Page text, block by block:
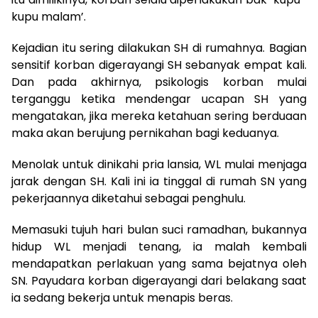
kupu malam’.
Kejadian itu sering dilakukan SH di rumahnya. Bagian
sensitif korban digerayangi SH sebanyak empat kali.
Dan pada akhirnya, psikologis korban mulai
terganggu ketika mendengar ucapan SH yang
mengatakan, jika mereka ketahuan sering berduaan
maka akan berujung pernikahan bagi keduanya.
Menolak untuk dinikahi pria lansia, WL mulai menjaga
jarak dengan SH. Kali ini ia tinggal di rumah SN yang
pekerjaannya diketahui sebagai penghulu.
Memasuki tujuh hari bulan suci ramadhan, bukannya
hidup WL menjadi tenang, ia malah kembali
mendapatkan perlakuan yang sama bejatnya oleh
SN. Payudara korban digerayangi dari belakang saat
ia sedang bekerja untuk menapis beras.